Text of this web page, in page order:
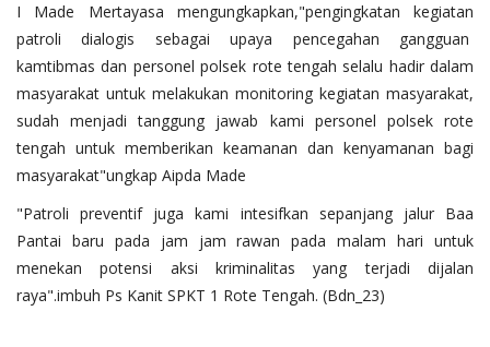
I Made Mertayasa mengungkapkan,"pengingkatan kegiatan
patroli dialogis sebagai upaya pencegahan gangguan
kamtibmas dan personel polsek rote tengah selalu hadir dalam
masyarakat untuk melakukan monitoring kegiatan masyarakat,
sudah menjadi tanggung jawab kami personel polsek rote
tengah untuk memberikan keamanan dan kenyamanan bagi
masyarakat"ungkap Aipda Made
"Patroli preventif juga kami intesifkan sepanjang jalur Baa
Pantai baru pada jam jam rawan pada malam hari untuk
menekan potensi aksi kriminalitas yang terjadi dijalan
raya".imbuh Ps Kanit SPKT 1 Rote Tengah. (Bdn_23)